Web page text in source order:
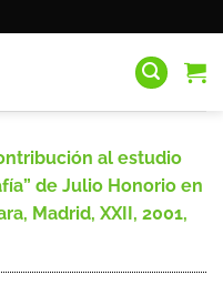
al estudio
de Julio Honorio en
Madrid, XXII, 2001,